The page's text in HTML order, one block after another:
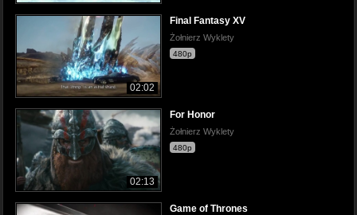
02:02
Final Fantasy XV
Żołnierz Wyklety
480p
02:13
For Honor
Żołnierz Wyklety
480p
Game of Thrones